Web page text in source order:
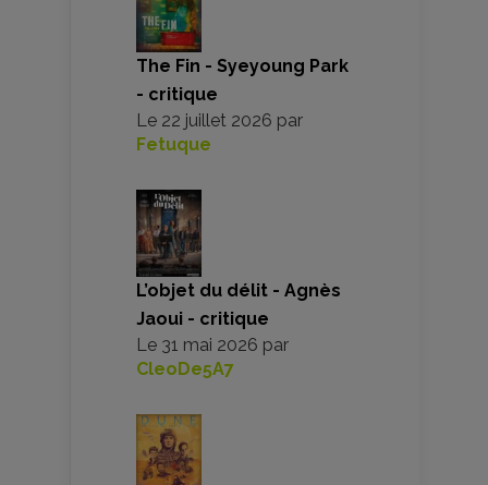
The Fin - Syeyoung Park
- critique
Le 22 juillet 2026 par
Fetuque
L’objet du délit - Agnès
Jaoui - critique
Le 31 mai 2026 par
CleoDe5A7